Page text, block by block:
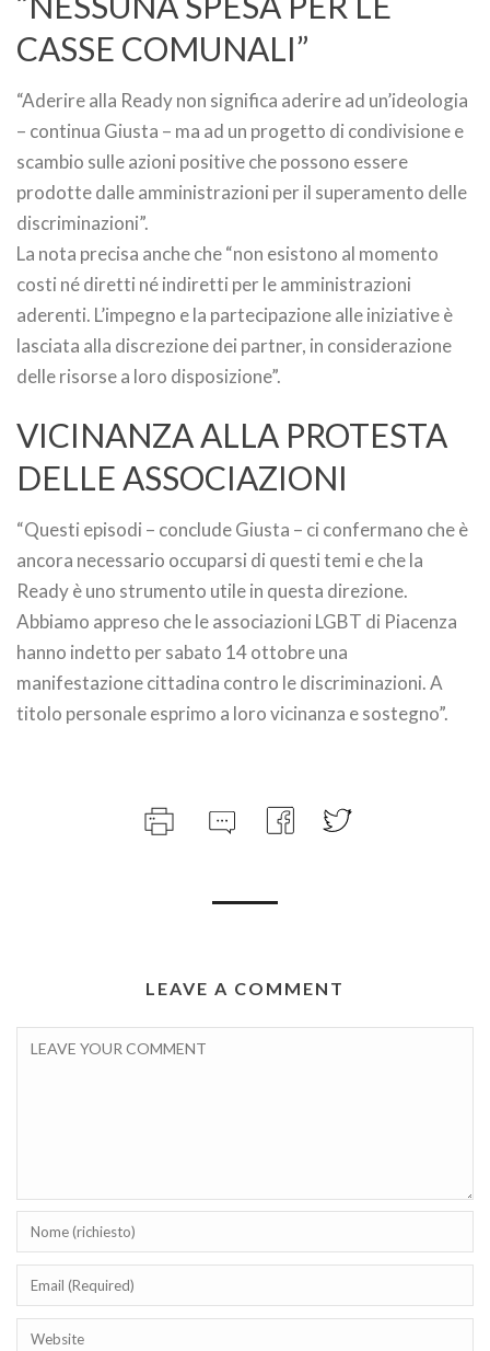
CASSE COMUNALI”
“Aderire alla Ready non significa aderire ad un’ideologia
– continua Giusta – ma ad un progetto di condivisione e
scambio sulle azioni positive che possono essere
prodotte dalle amministrazioni per il superamento delle
discriminazioni”.
La nota precisa anche che “non esistono al momento
costi né diretti né indiretti per le amministrazioni
aderenti. L’impegno e la partecipazione alle iniziative è
lasciata alla discrezione dei partner, in considerazione
delle risorse a loro disposizione”.
VICINANZA ALLA PROTESTA
DELLE ASSOCIAZIONI
“Questi episodi – conclude Giusta – ci confermano che è
ancora necessario occuparsi di questi temi e che la
Ready è uno strumento utile in questa direzione.
Abbiamo appreso che le associazioni LGBT di Piacenza
hanno indetto per sabato 14 ottobre una
manifestazione cittadina contro le discriminazioni. A
titolo personale esprimo a loro vicinanza e sostegno”.
LEAVE A COMMENT